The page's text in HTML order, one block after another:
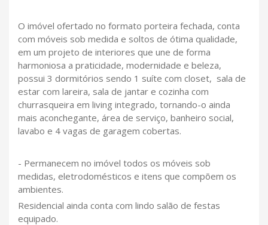
O imóvel ofertado no formato porteira fechada, conta
com móveis sob medida e soltos de ótima qualidade,
em um projeto de interiores que une de forma
harmoniosa a praticidade, modernidade e beleza,
possui 3 dormitórios sendo 1 suíte com closet, sala de
estar com lareira, sala de jantar e cozinha com
churrasqueira em living integrado, tornando-o ainda
mais aconchegante, área de serviço, banheiro social,
lavabo e 4 vagas de garagem cobertas.
- Permanecem no imóvel todos os móveis sob
medidas, eletrodomésticos e itens que compõem os
ambientes.
Residencial ainda conta com lindo salão de festas
equipado.